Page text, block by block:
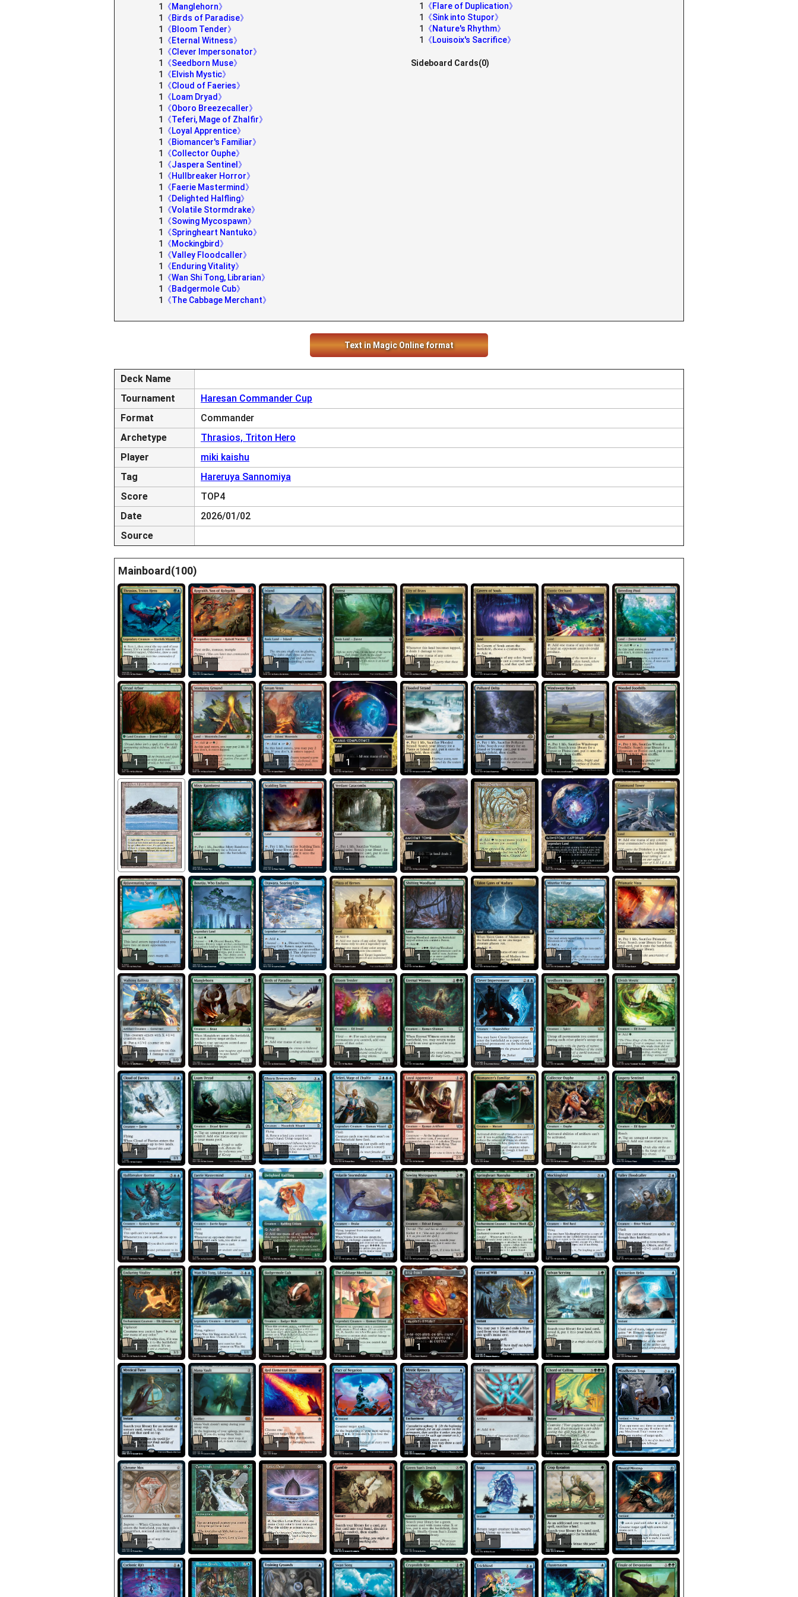
1
《Manglehorn》
1
《Birds of Paradise》
1
《Bloom Tender》
1
《Eternal Witness》
1
《Clever Impersonator》
1
《Seedborn Muse》
1
《Elvish Mystic》
1
《Cloud of Faeries》
1
《Loam Dryad》
1
《Oboro Breezecaller》
1
《Teferi, Mage of Zhalfir》
1
《Loyal Apprentice》
1
《Biomancer's Familiar》
1
《Collector Ouphe》
1
《Jaspera Sentinel》
1
《Hullbreaker Horror》
1
《Faerie Mastermind》
1
《Delighted Halfling》
1
《Volatile Stormdrake》
1
《Sowing Mycospawn》
1
《Springheart Nantuko》
1
《Mockingbird》
1
《Valley Floodcaller》
1
《Enduring Vitality》
1
《Wan Shi Tong, Librarian》
1
《Badgermole Cub》
1
《The Cabbage Merchant》
1
《Flare of Duplication》
1
《Sink into Stupor》
1
《Nature's Rhythm》
1
《Louisoix's Sacrifice》
Sideboard Cards(0)
Text in Magic Online format
Deck Name
Tournament
Haresan Commander Cup
Format
Commander
Archetype
Thrasios, Triton Hero
Player
miki kaishu
Tag
Hareruya Sannomiya
Score
TOP4
Date
2026/01/02
Source
Mainboard(100)
1 1 1 1 1 1 1 1
1 1 1 1 1 1 1 1
1 1 1 1 1 1 1 1
1 1 1 1 1 1 1 1
1 1 1 1 1 1 1 1
1 1 1 1 1 1 1 1
1 1 1 1 1 1 1 1
1 1 1 1 1 1 1 1
1 1 1 1 1 1 1 1
1 1 1 1 1 1 1 1